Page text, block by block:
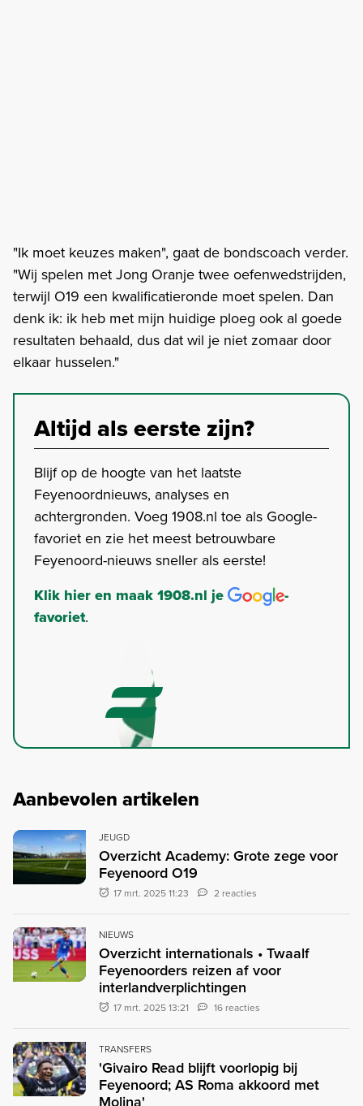
"Ik moet keuzes maken", gaat de bondscoach verder.
"Wij spelen met Jong Oranje twee oefenwedstrijden,
terwijl O19 een kwalificatieronde moet spelen. Dan
denk ik: ik heb met mijn huidige ploeg ook al goede
resultaten behaald, dus dat wil je niet zomaar door
elkaar husselen."
Altijd als eerste zijn?
Blijf op de hoogte van het laatste
Feyenoordnieuws, analyses en
achtergronden. Voeg 1908.nl toe als Google-
favoriet en zie het meest betrouwbare
Feyenoord-nieuws sneller als eerste!
Klik hier en maak 1908.nl je
-
favoriet.
Aanbevolen artikelen
JEUGD
Overzicht Academy: Grote zege voor
Feyenoord O19
17 mrt. 2025 11:23 2 reacties
NIEUWS
Overzicht internationals • Twaalf
Feyenoorders reizen af voor
interlandverplichtingen
17 mrt. 2025 13:21 16 reacties
TRANSFERS
'Givairo Read blijft voorlopig bij
Feyenoord; AS Roma akkoord met